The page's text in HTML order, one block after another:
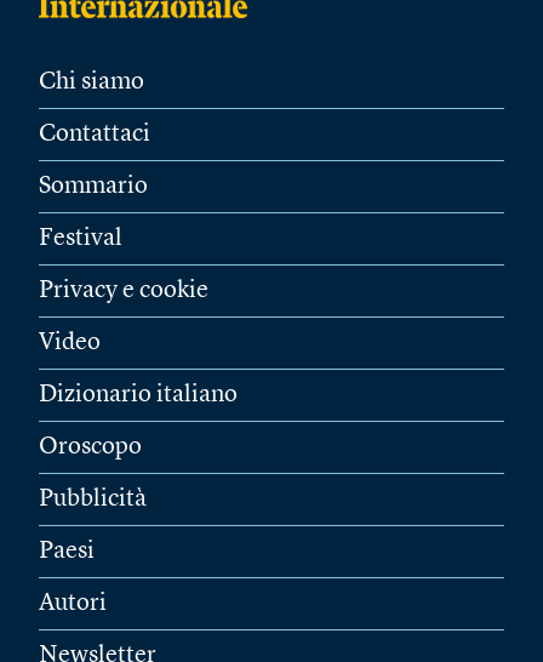
Chi siamo
Contattaci
Sommario
Festival
Privacy e cookie
Video
Dizionario italiano
Oroscopo
Pubblicità
Paesi
Autori
Newsletter